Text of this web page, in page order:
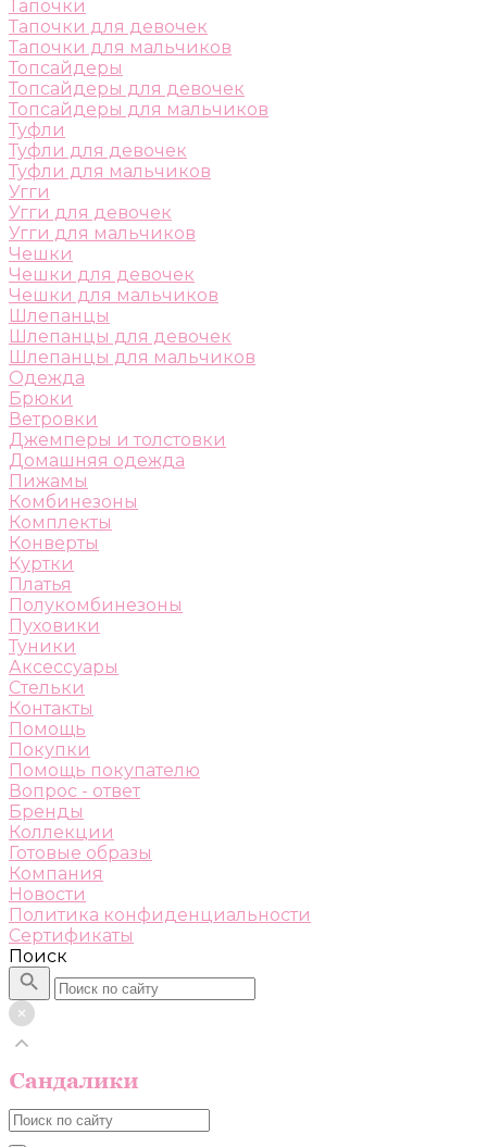
Тапочки
Тапочки для девочек
Тапочки для мальчиков
Топсайдеры
Топсайдеры для девочек
Топсайдеры для мальчиков
Туфли
Туфли для девочек
Туфли для мальчиков
Угги
Угги для девочек
Угги для мальчиков
Чешки
Чешки для девочек
Чешки для мальчиков
Шлепанцы
Шлепанцы для девочек
Шлепанцы для мальчиков
Одежда
Брюки
Ветровки
Джемперы и толстовки
Домашняя одежда
Пижамы
Комбинезоны
Комплекты
Конверты
Куртки
Платья
Полукомбинезоны
Пуховики
Туники
Аксессуары
Стельки
Контакты
Помощь
Покупки
Помощь покупателю
Вопрос - ответ
Бренды
Коллекции
Готовые образы
Компания
Новости
Политика конфиденциальности
Сертификаты
Поиск